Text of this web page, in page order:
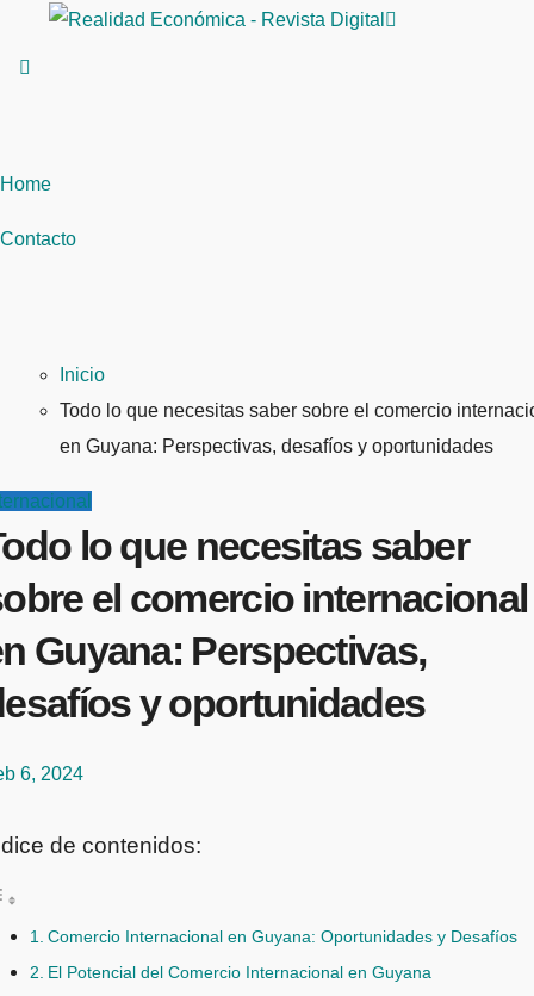
Home
Contacto
Inicio
Todo lo que necesitas saber sobre el comercio
en Guyana: Perspectivas, desafíos y oportunidades
lo que necesitas saber
el comercio internacional
Guyana: Perspectivas,
y oportunidades
6, 2024
de contenidos:
Comercio Internacional en Guyana: Oportunidades y Desafíos
El Potencial del Comercio Internacional en Guyana